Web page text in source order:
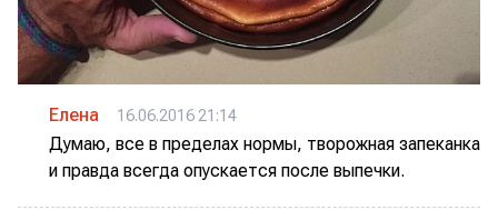
Елена 16.06.2016 21:14
Думаю, все в пределах нормы, творожная запеканка
и правда всегда опускается после выпечки.